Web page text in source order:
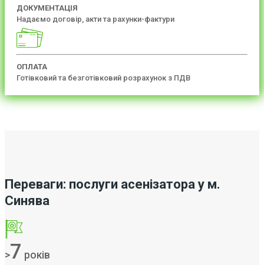
ДОКУМЕНТАЦІЯ
Надаємо договір, акти та рахунки-фактури
ОПЛАТА
Готівковий та безготівковий розрахунок з ПДВ
Переваги: послуги асенізатора у м.
Синява
>7 років